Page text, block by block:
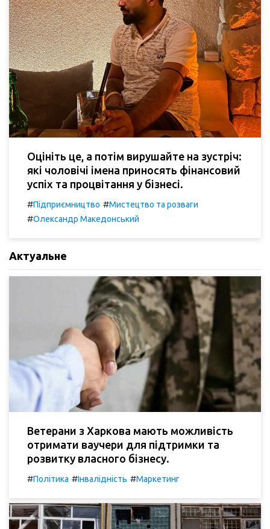
Оцініть це, а потім вирушайте на зустріч:
які чоловічі імена приносять фінансовий
успіх та процвітання у бізнесі.
#Підприємництво #Мистецтво та розваги
#Олександр Македонський
Актуальне
Ветерани з Харкова мають можливість
отримати ваучери для підтримки та
розвитку власного бізнесу.
#Політика #Інвалідність #Маркетинг